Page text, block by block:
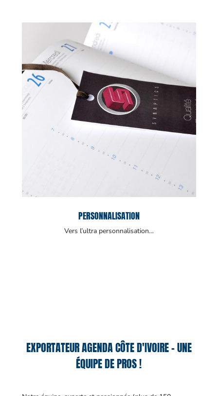
PERSONNALISATION
Vers l’ultra personnalisation…
EXPORTATEUR AGENDA CÔTE D'IVOIRE – UNE
ÉQUIPE DE PROS !